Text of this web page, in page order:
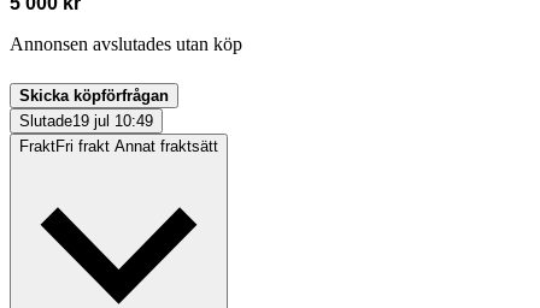
Annonsen avslutades utan köp
Skicka köpförfrågan
Slutade19 jul 10:49
FraktFri frakt Annat fraktsätt